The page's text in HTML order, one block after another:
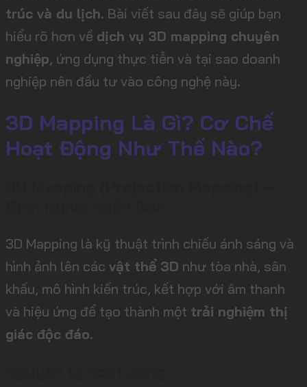
trúc và du lịch. Bài viết sau đây sẽ giúp bạn
hiểu rõ hơn về dịch vụ 3D mapping chuyên
nghiệp, ứng dụng thực tiễn và tại sao doanh
nghiệp nên đầu tư vào công nghệ này.
3D Mapping Là Gì? Cơ Chế
Hoạt Động Như Thế Nào?
3D Mapping là kỹ thuật trình chiếu ánh sáng và
hình ảnh lên các vật thể 3D như tòa nhà, sân
khấu, mô hình kiến trúc, kết hợp với âm thanh
và hiệu ứng để tạo thành một trải nghiệm thị
giác độc đáo.